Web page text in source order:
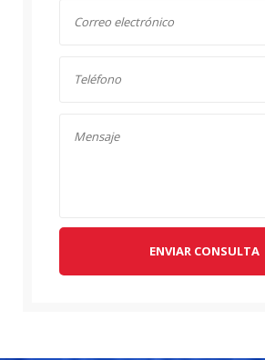
ENVIAR CONSULTA